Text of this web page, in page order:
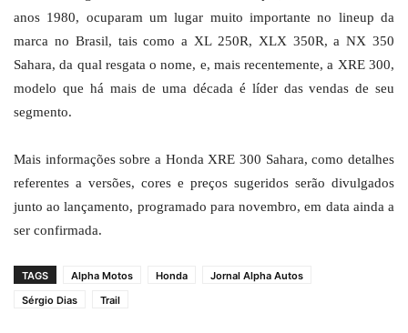
anos 1980, ocuparam um lugar muito importante no lineup da
marca no Brasil, tais como a XL 250R, XLX 350R, a NX 350
Sahara, da qual resgata o nome, e, mais recentemente, a XRE 300,
modelo que há mais de uma década é líder das vendas de seu
segmento.
Mais informações sobre a Honda XRE 300 Sahara, como detalhes
referentes a versões, cores e preços sugeridos serão divulgados
junto ao lançamento, programado para novembro, em data ainda a
ser confirmada.
TAGS Alpha Motos Honda
Jornal Alpha Autos
Sérgio Dias
Trail